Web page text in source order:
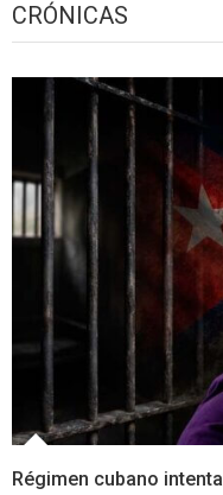
CRÓNICAS
Régimen cubano